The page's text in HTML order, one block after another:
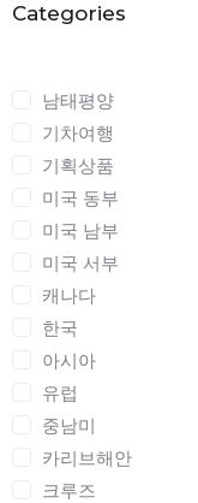
Categories
남태평양
기차여행
기획상품
미국 동부
미국 남부
미국 서부
캐나다
한국
아시아
유럽
중남미
카리브해안
크루즈